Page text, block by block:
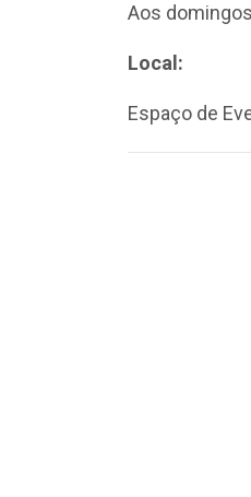
Aos
Local:
Espaço de